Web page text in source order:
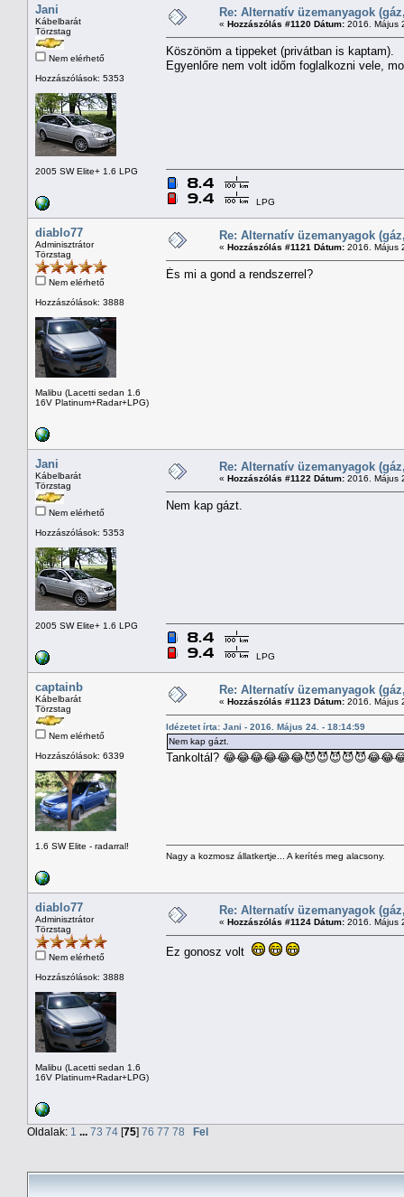
Jani
Kábelbarát
Törzstag
Nem elérhető
Hozzászólások: 5353
2005 SW Elite+ 1.6 LPG
Re: Alternatív üzemanyagok
« Hozzászólás #1120 Dátum: 2016. Május
Köszönöm a tippeket (privátban is kaptam).
Egyenlőre nem volt időm foglalkozni vele,
LPG
diablo77
Adminisztrátor
Törzstag
Nem elérhető
Hozzászólások: 3888
Malibu (Lacetti sedan 1.6
16V Platinum+Radar+LPG)
Re: Alternatív üzemanyagok
« Hozzászólás #1121 Dátum: 2016. Május
És mi a gond a rendszerrel?
Jani
Kábelbarát
Törzstag
Nem elérhető
Hozzászólások: 5353
2005 SW Elite+ 1.6 LPG
Re: Alternatív üzemanyagok
« Hozzászólás #1122 Dátum: 2016. Május
Nem kap gázt.
LPG
captainb
Kábelbarát
Törzstag
Nem elérhető
Hozzászólások: 6339
1.6 SW Elite - radarral!
Re: Alternatív üzemanyagok
« Hozzászólás #1123 Dátum: 2016. Május
Idézetet írta: Jani - 2016. Május 24. - 18:14:59
Nem kap gázt.
Tankoltál?
Nagy a kozmosz állatkertje... A kerítés meg alacsony.
diablo77
Adminisztrátor
Törzstag
Nem elérhető
Hozzászólások: 3888
Malibu (Lacetti sedan 1.6
16V Platinum+Radar+LPG)
Re: Alternatív üzemanyagok
« Hozzászólás #1124 Dátum: 2016. Május
Ez gonosz volt
Oldalak: 1 ... 73 74 [75] 76 77 78 Fel